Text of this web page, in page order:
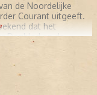
de Noordelijke
Courant uitgeeft.
dat het
Dagblad en de
één ochtendblad. Op
eerst onder de